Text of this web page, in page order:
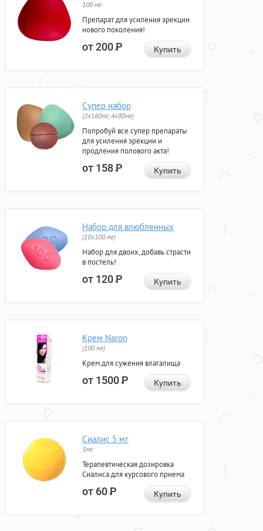
100 мг
Препарат для усиления эрекции
нового поколения!
от 200Р Купить
Супер набор
(2х160мг, 4х80мг)
Попробуй все супер препараты
для усиления эрекции и
продления полового акта!
от 158Р Купить
Набор для влюбленных
(10х100 мг)
Набор для двоих, добавь страсти
в постель!
от 120Р Купить
Крем Naron
(100 мг)
Крем для сужения влагалища
от 1500Р Купить
Сиалис 5 мг
5мг
Терапевтическая дозировка
Сиалиса для курсового приема
от 60Р Купить